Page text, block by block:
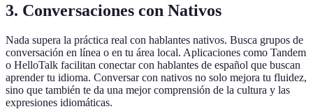
3. Conversaciones con Nativos
Nada supera la práctica real con hablantes nativos. Busca grupos de
conversación en línea o en tu área local. Aplicaciones como Tandem
o HelloTalk facilitan conectar con hablantes de español que buscan
aprender tu idioma. Conversar con nativos no solo mejora tu fluidez,
sino que también te da una mejor comprensión de la cultura y las
expresiones idiomáticas.